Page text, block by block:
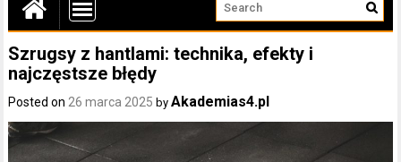
Szrugsy z hantlami: technika, efekty i
najczęstsze błędy
Posted on26 marca 2025 byAkademias4.pl